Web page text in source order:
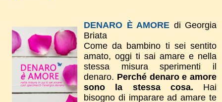
DENARO È AMORE di Georgia
Briata
Come da bambino ti sei sentito
amato, oggi ti sai amare e nella
stessa misura sperimenti il
denaro. Perché denaro e amore
sono la stessa cosa. Hai
bisogno di imparare ad amare te